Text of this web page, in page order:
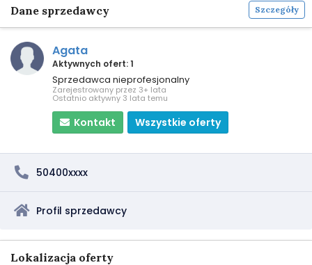
Dane sprzedawcy Szczegóły
Agata
Aktywnych ofert: 1
Sprzedawca nieprofesjonalny
Zarejestrowany przez 3+ lata
Ostatnio aktywny 3 lata temu
Kontakt Wszystkie oferty
50400xxxx
Profil sprzedawcy
Lokalizacja oferty